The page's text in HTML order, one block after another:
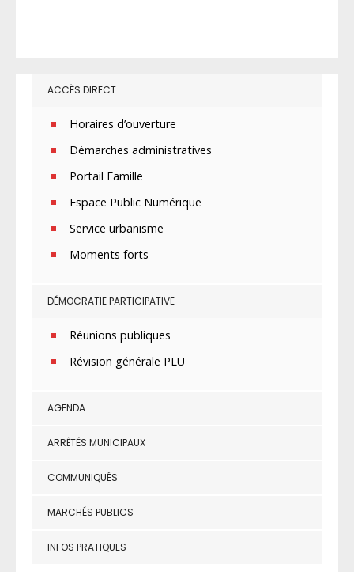
ACCÈS DIRECT
Horaires d’ouverture
Démarches administratives
Portail Famille
Espace Public Numérique
Service urbanisme
Moments forts
DÉMOCRATIE PARTICIPATIVE
Réunions publiques
Révision générale PLU
AGENDA
ARRÊTÉS MUNICIPAUX
COMMUNIQUÉS
MARCHÉS PUBLICS
INFOS PRATIQUES